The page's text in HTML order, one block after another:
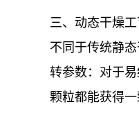
三、动态干燥
不同于传统静
转参数：对于
颗粒都能获得一